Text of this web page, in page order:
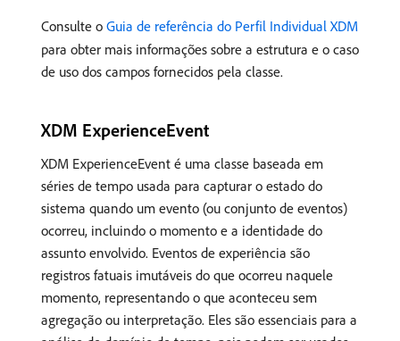
Consulte o Guia de referência do Perfil Individual XDM
para obter mais informações sobre a estrutura e o caso
de uso dos campos fornecidos pela classe.
XDM ExperienceEvent
XDM ExperienceEvent é uma classe baseada em
séries de tempo usada para capturar o estado do
sistema quando um evento (ou conjunto de eventos)
ocorreu, incluindo o momento e a identidade do
assunto envolvido. Eventos de experiência são
registros fatuais imutáveis do que ocorreu naquele
momento, representando o que aconteceu sem
agregação ou interpretação. Eles são essenciais para a